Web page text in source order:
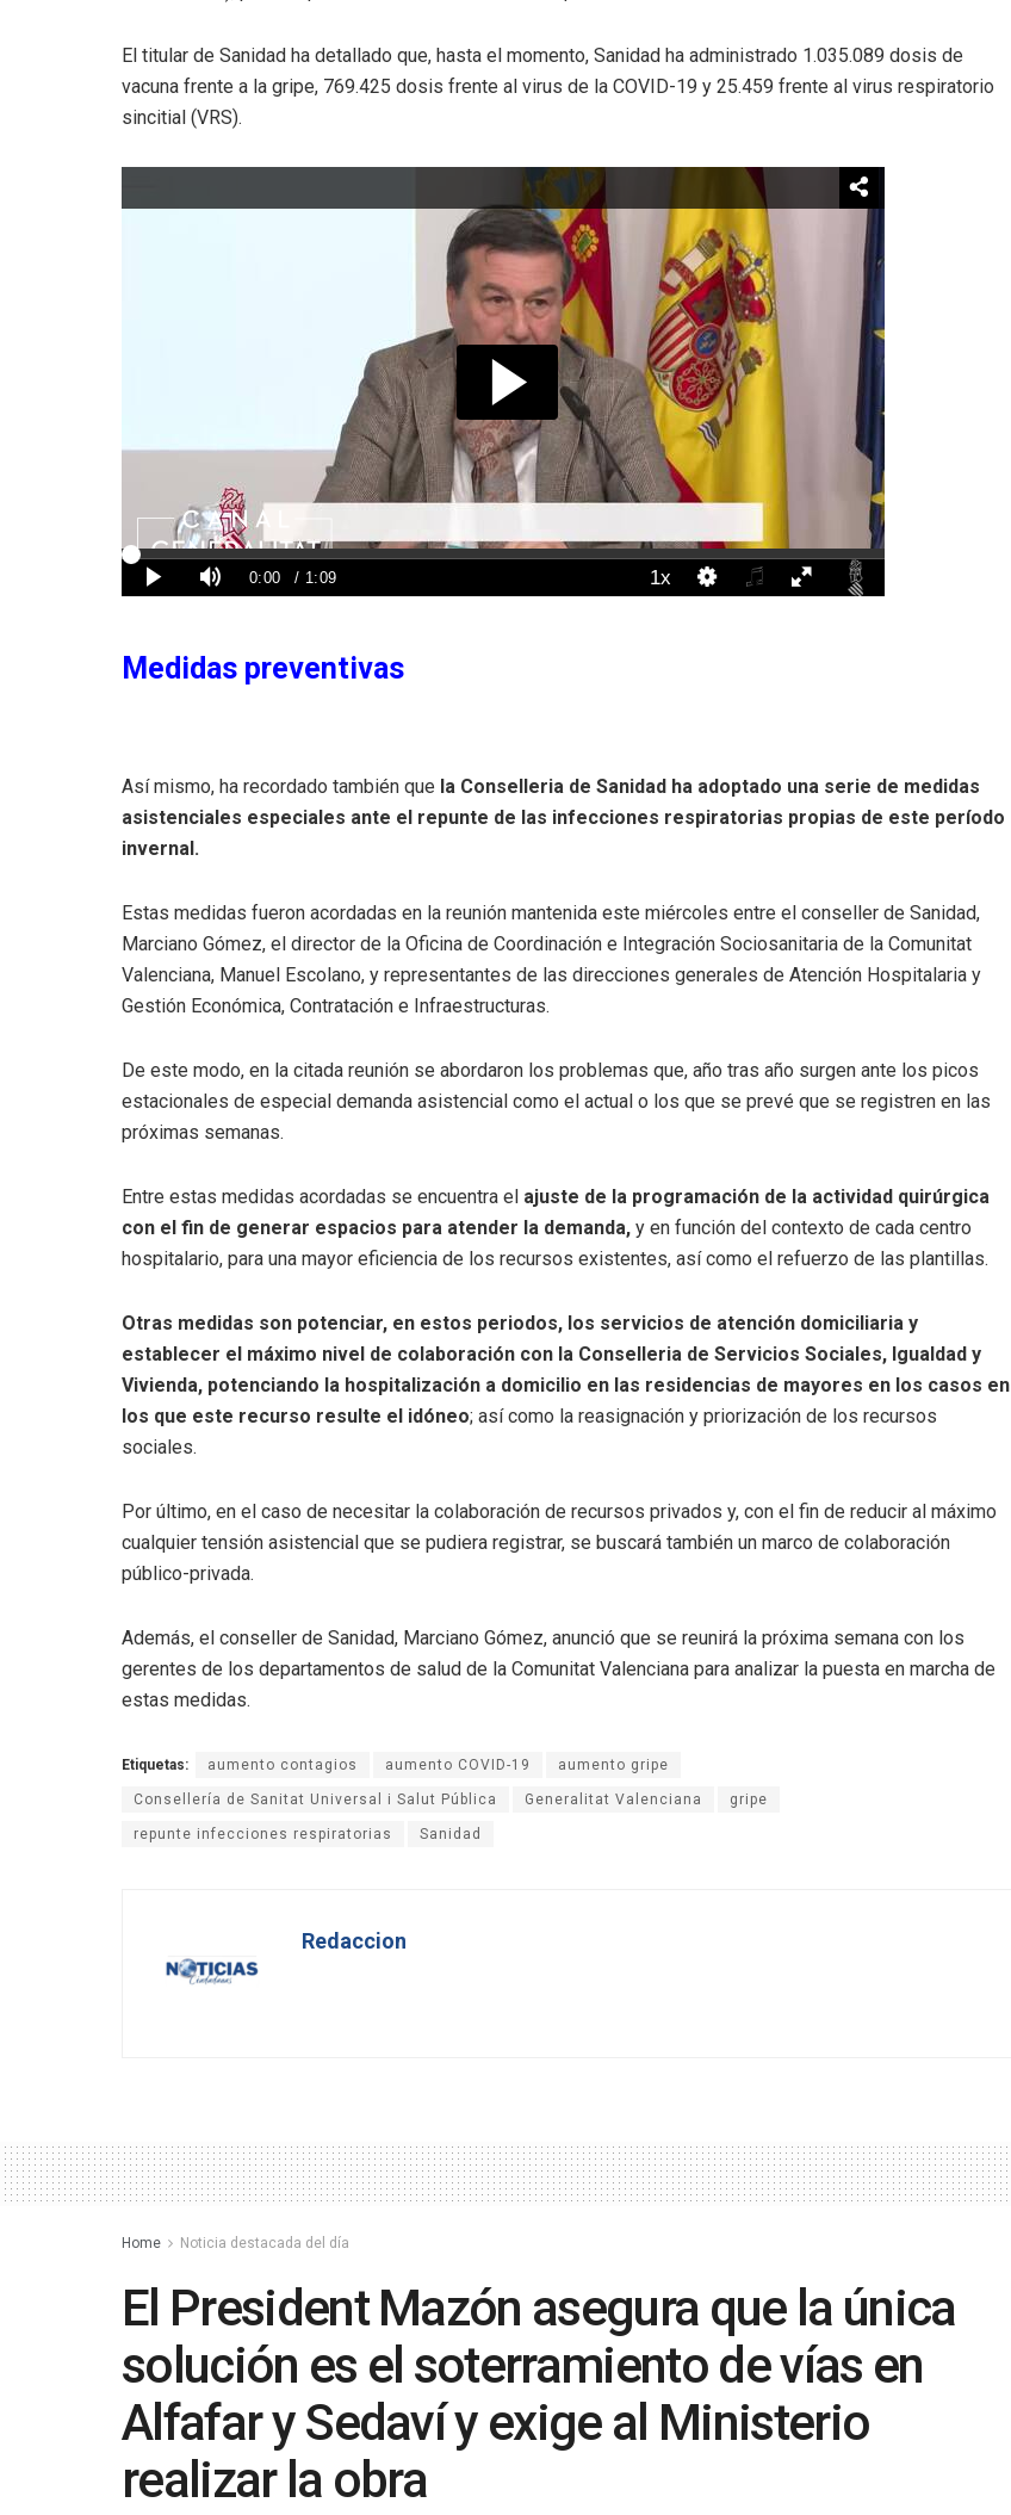
El titular de Sanidad ha detallado que, hasta el momento, Sanidad ha administrado 1.035.089 dosis de
vacuna frente a la gripe, 769.425 dosis frente al virus de la COVID-19 y 25.459 frente al virus respiratorio
sincitial (VRS).
Medidas preventivas
Así mismo, ha recordado también que la Conselleria de Sanidad ha adoptado una serie de medidas
asistenciales especiales ante el repunte de las infecciones respiratorias propias de este período
invernal.
Estas medidas fueron acordadas en la reunión mantenida este miércoles entre el conseller de Sanidad,
Marciano Gómez, el director de la Oficina de Coordinación e Integración Sociosanitaria de la Comunitat
Valenciana, Manuel Escolano, y representantes de las direcciones generales de Atención Hospitalaria y
Gestión Económica, Contratación e Infraestructuras.
De este modo, en la citada reunión se abordaron los problemas que, año tras año surgen ante los picos
estacionales de especial demanda asistencial como el actual o los que se prevé que se registren en las
próximas semanas.
Entre estas medidas acordadas se encuentra el ajuste de la programación de la actividad quirúrgica
con el fin de generar espacios para atender la demanda, y en función del contexto de cada centro
hospitalario, para una mayor eficiencia de los recursos existentes, así como el refuerzo de las plantillas.
Otras medidas son potenciar, en estos periodos, los servicios de atención domiciliaria y
establecer el máximo nivel de colaboración con la Conselleria de Servicios Sociales, Igualdad y
Vivienda, potenciando la hospitalización a domicilio en las residencias de mayores en los casos en
los que este recurso resulte el idóneo; así como la reasignación y priorización de los recursos
sociales.
Por último, en el caso de necesitar la colaboración de recursos privados y, con el fin de reducir al máximo
cualquier tensión asistencial que se pudiera registrar, se buscará también un marco de colaboración
público-privada.
Además, el conseller de Sanidad, Marciano Gómez, anunció que se reunirá la próxima semana con los
gerentes de los departamentos de salud de la Comunitat Valenciana para analizar la puesta en marcha de
estas medidas.
Etiquetas: aumento contagios aumento COVID-19 aumento gripe
Consellería de Sanitat Universal i Salut Pública Generalitat Valenciana gripe
repunte infecciones respiratorias Sanidad
Redaccion
Home Noticia destacada del día
El President Mazón asegura que la única
solución es el soterramiento de vías en
Alfafar y Sedaví y exige al Ministerio
realizar la obra